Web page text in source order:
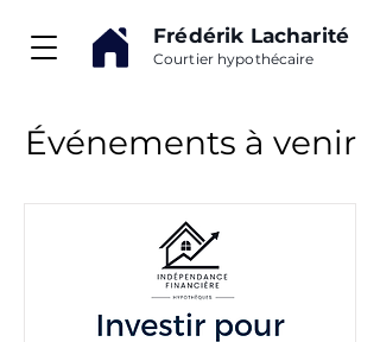
Frédérik Lacharité
Courtier hypothécaire
Événements à venir